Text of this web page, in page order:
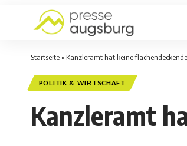
Startseite» Kanzleramt hat keine
POLITIK & WIRTSCHAFT
Kanzleramt